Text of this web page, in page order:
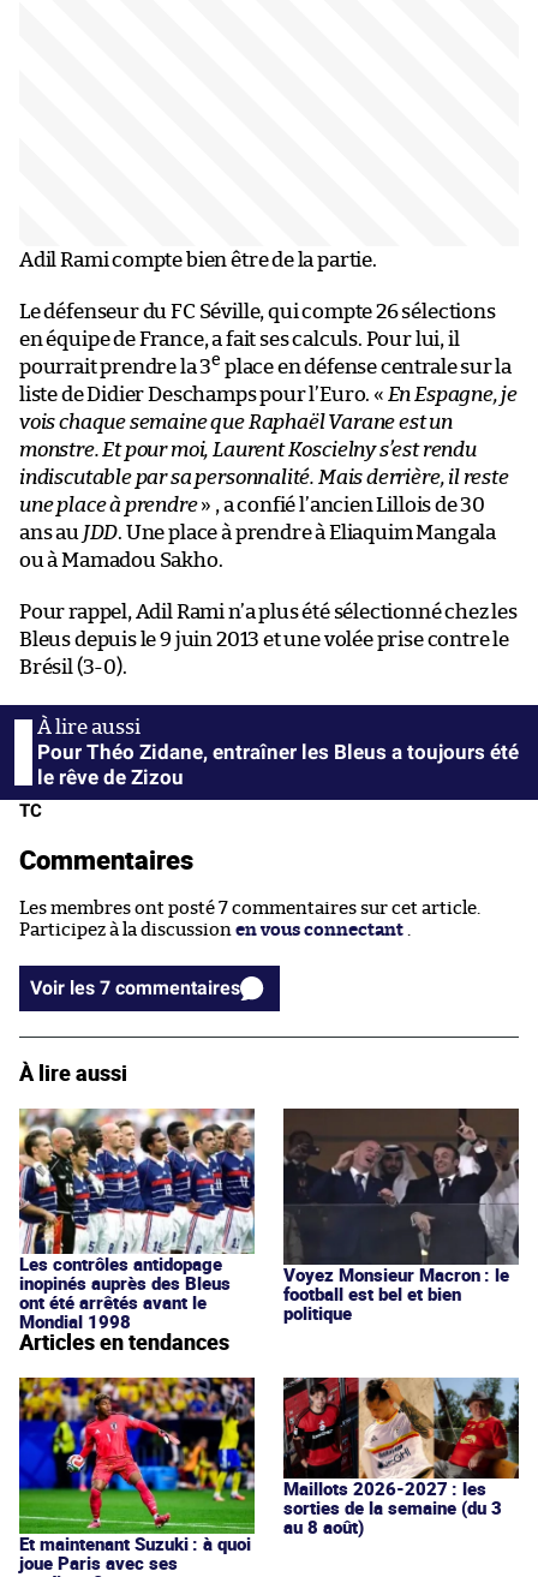
Adil Rami compte bien être de la partie.
Le défenseur du FC Séville, qui compte 26 sélections
en équipe de France, a fait ses calculs. Pour lui, il
pourrait prendre la 3e place en défense centrale sur la
liste de Didier Deschamps pour l’Euro. « En Espagne, je
vois chaque semaine que Raphaël Varane est un
monstre. Et pour moi, Laurent Koscielny s’est rendu
indiscutable par sa personnalité. Mais derrière, il reste
une place à prendre» , a confié l’ancien Lillois de 30
ans au JDD. Une place à prendre à Eliaquim Mangala
ou à Mamadou Sakho.
Pour rappel, Adil Rami n’a plus été sélectionné chez les
Bleus depuis le 9 juin 2013 et une volée prise contre le
Brésil (3-0).
Pour Théo Zidane, entraîner les Bleus a toujours été
le rêve de Zizou
TC
Commentaires
Les membres ont posté 7 commentaires sur cet article.
Participez à la discussion en vous connectant .
Voir les 7 commentaires
À lire aussi
Les contrôles antidopage
inopinés auprès des Bleus
ont été arrêtés avant le
Mondial 1998
Voyez Monsieur Macron : le
football est bel et bien
politique
Articles en tendances
Et maintenant Suzuki : à quoi
joue Paris avec ses
Maillots 2026-2027 : les
sorties de la semaine (du 3
au 8 août)